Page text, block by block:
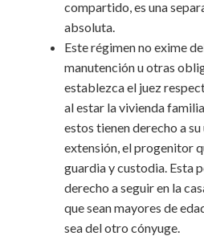
compartido, es una
absoluta.
Este régimen no exime
manutención u otras
establezca el juez
al estar la vivienda
estos tienen derecho a
extensión, el progenitor
guardia y custodia. Esta
derecho a seguir en la
que sean mayores de
sea del otro cónyuge.